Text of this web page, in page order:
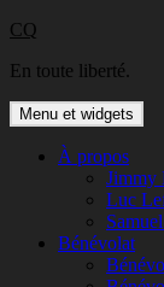
Aller
contenu
CQ
En toute liberté.
Menu et widgets
À propos
Jimmy
Luc
Bénévolat